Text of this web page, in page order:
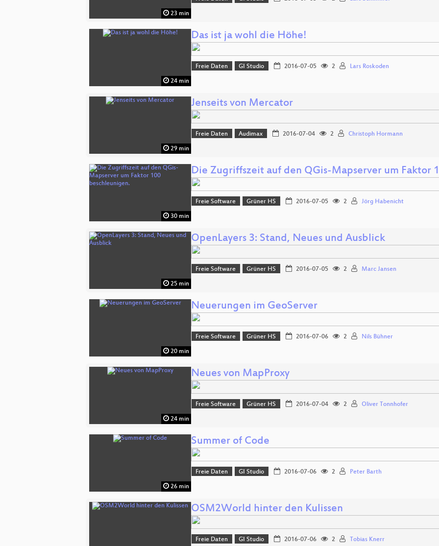
23 min
24 min
Das ist ja wohl die Höhe!
Freie Daten GI Studio 2016-07-05 2 Lars Roskoden
29 min
Jenseits von Mercator
Freie Daten Audimax 2016-07-04 2 Christoph Hormann
30 min
Die Zugriffszeit auf den QGis-Mapserver um Faktor
Freie Software Grüner HS 2016-07-05 2 Jörg Habenicht
25 min
OpenLayers 3: Stand, Neues und Ausblick
Freie Software Grüner HS 2016-07-05 2 Marc Jansen
20 min
Neuerungen im GeoServer
Freie Software Grüner HS 2016-07-06 2 Nils Bühner
24 min
Neues von MapProxy
Freie Software Grüner HS 2016-07-04 2 Oliver Tonnhofer
26 min
Summer of Code
Freie Daten GI Studio 2016-07-06 2 Peter Barth
OSM2World hinter den Kulissen
Freie Daten GI Studio 2016-07-06 2 Tobias Knerr